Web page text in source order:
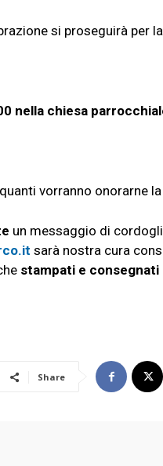
si proseguirà per
nella chiesa
vorranno onorarne
un messaggio di
sarà nostra cura
stampati e consegnati
Share